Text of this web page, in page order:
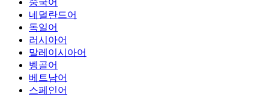
중국어
네덜란드어
독일어
러시아어
말레이시아어
벵골어
베트남어
스페인어